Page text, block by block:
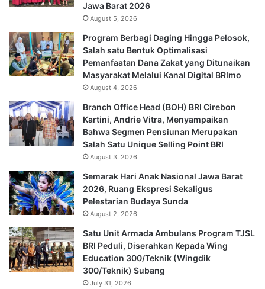
Jawa Barat 2026
August 5, 2026
Program Berbagi Daging Hingga Pelosok,
Salah satu Bentuk Optimalisasi
Pemanfaatan Dana Zakat yang Ditunaikan
Masyarakat Melalui Kanal Digital BRImo
August 4, 2026
Branch Office Head (BOH) BRI Cirebon
Kartini, Andrie Vitra, Menyampaikan
Bahwa Segmen Pensiunan Merupakan
Salah Satu Unique Selling Point BRI
August 3, 2026
Semarak Hari Anak Nasional Jawa Barat
2026, Ruang Ekspresi Sekaligus
Pelestarian Budaya Sunda
August 2, 2026
Satu Unit Armada Ambulans Program TJSL
BRI Peduli, Diserahkan Kepada Wing
Education 300/Teknik (Wingdik
300/Teknik) Subang
July 31, 2026